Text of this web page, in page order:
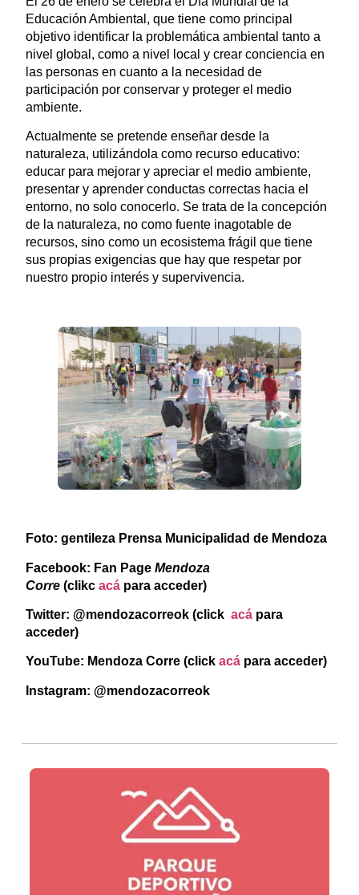
Educación Ambiental, que tiene como principal
objetivo identificar la problemática ambiental tanto a
nivel global, como a nivel local y crear conciencia en
las personas en cuanto a la necesidad de
participación por conservar y proteger el medio
ambiente.
Actualmente se pretende enseñar desde la
naturaleza, utilizándola como recurso educativo:
educar para mejorar y apreciar el medio ambiente,
presentar y aprender conductas correctas hacia el
entorno, no solo conocerlo. Se trata de la concepción
de la naturaleza, no como fuente inagotable de
recursos, sino como un ecosistema frágil que tiene
sus propias exigencias que hay que respetar por
nuestro propio interés y supervivencia.
Foto: gentileza Prensa Municipalidad de Mendoza
Facebook: Fan Page Mendoza
Corre(clikc acápara acceder)
Twitter: @mendozacorreok (click acápara
acceder)
YouTube: Mendoza Corre (click acápara acceder)
Instagram: @mendozacorreok